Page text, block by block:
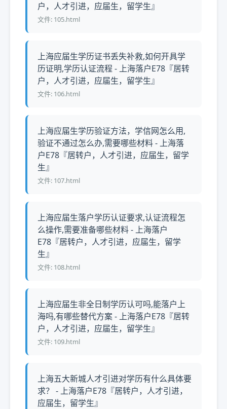
户，人才引进，应届生，留学生』
文件: 105.html
上海应届生学历证书丢失补救,如何开具学
历证明,学历认证流程 - 上海落户E78『居转
户，人才引进，应届生，留学生』
文件: 106.html
上海应届生学历验证方法，学信网怎么用,
验证不通过怎么办,需要哪些材料 - 上海落
户E78『居转户，人才引进，应届生，留学
生』
文件: 107.html
上海应届生落户学历认证要求,认证流程怎
么操作,需要准备哪些材料 - 上海落户
E78『居转户，人才引进，应届生，留学
生』
文件: 108.html
上海应届生非全日制学历认可吗,能落户上
海吗,有哪些替代方案 - 上海落户E78『居转
户，人才引进，应届生，留学生』
文件: 109.html
上海五大新城人才引进对学历有什么具体要
求？ - 上海落户E78『居转户，人才引进，
应届生，留学生』